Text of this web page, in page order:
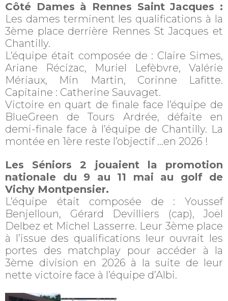
Côté Dames à Rennes Saint Jacques :
Les dames terminent les qualifications à la
3ème place derrière Rennes St Jacques et
Chantilly.
L’équipe était composée de : Claire Simes,
Ariane Récizac, Muriel Lefèbvre, Valérie
Mériaux, Min Martin, Corinne Lafitte.
Capitaine : Catherine Sauvaget.
Victoire en quart de finale face l’équipe de
BlueGreen de Tours Ardrée, défaite en
demi-finale face à l’équipe de Chantilly. La
montée en 1ère reste l’objectif …en 2026 !
Les Séniors 2 jouaient la promotion
nationale du 9 au 11 mai au golf de
Vichy Montpensier.
L’équipe était composée de : Youssef
Benjelloun, Gérard Devilliers (cap), Joël
Delbez et Michel Lasserre. Leur 3ème place
à l’issue des qualifications leur ouvrait les
portes des matchplay pour accéder à la
3ème division en 2026 à la suite de leur
nette victoire face à l’équipe d’Albi.